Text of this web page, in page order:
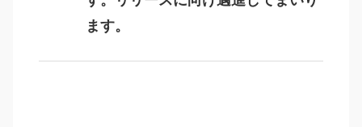
ます。